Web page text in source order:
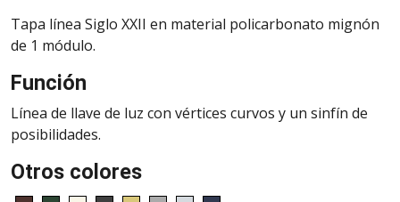
Tapa línea Siglo XXII en material policarbonato mignón
de 1 módulo.
Función
Línea de llave de luz con vértices curvos y un sinfín de
posibilidades.
Otros colores